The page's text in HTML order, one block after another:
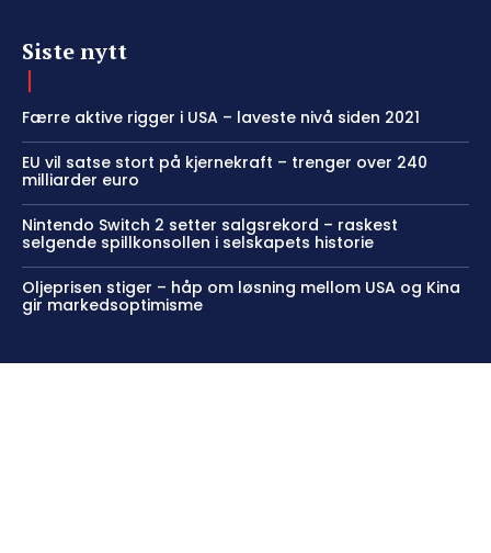
Siste nytt
Færre aktive rigger i USA – laveste nivå siden 2021
EU vil satse stort på kjernekraft – trenger over 240
milliarder euro
Nintendo Switch 2 setter salgsrekord – raskest
selgende spillkonsollen i selskapets historie
Oljeprisen stiger – håp om løsning mellom USA og Kina
gir markedsoptimisme